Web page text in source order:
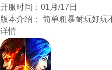
开服时间： 01月/17日
版本介绍：
简单粗暴耐玩好玩
详情